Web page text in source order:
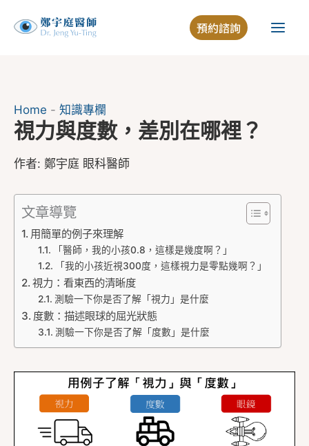
預約諮詢
Home - 知識專欄
視力與度數，差別在哪裡？
作者: 鄭宇庭 眼科醫師
文章導覽
用簡單的例子來理解
「醫師，我的小孩0.8，這樣是幾度啊？」
「我的小孩近視300度，這樣視力是零點幾啊？」
視力：看東西的清晰度
測驗一下你是否了解「視力」是什麼
度數：描述眼球的屈光狀態
測驗一下你是否了解「度數」是什麼